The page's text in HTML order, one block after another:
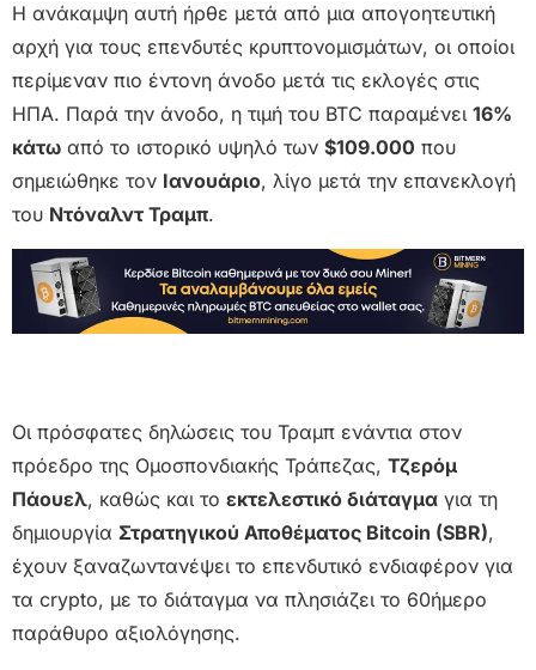
Η ανάκαμψη αυτή ήρθε μετά από μια απογοητευτική
αρχή για τους επενδυτές κρυπτονομισμάτων, οι οποίοι
περίμεναν πιο έντονη άνοδο μετά τις εκλογές στις
ΗΠΑ. Παρά την άνοδο, η τιμή του BTC παραμένει 16%
κάτω από το ιστορικό υψηλό των $109.000 που
σημειώθηκε τον Ιανουάριο, λίγο μετά την επανεκλογή
του Ντόναλντ Τραμπ.
Οι πρόσφατες δηλώσεις του Τραμπ ενάντια στον
πρόεδρο της Ομοσπονδιακής Τράπεζας, Τζερόμ
Πάουελ, καθώς και το εκτελεστικό διάταγμα για τη
δημιουργία Στρατηγικού Αποθέματος Bitcoin (SBR),
έχουν ξαναζωντανέψει το επενδυτικό ενδιαφέρον για
τα crypto, με το διάταγμα να πλησιάζει το 60ήμερο
παράθυρο αξιολόγησης.